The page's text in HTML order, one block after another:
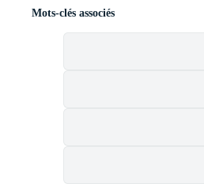
Mots-clés associés